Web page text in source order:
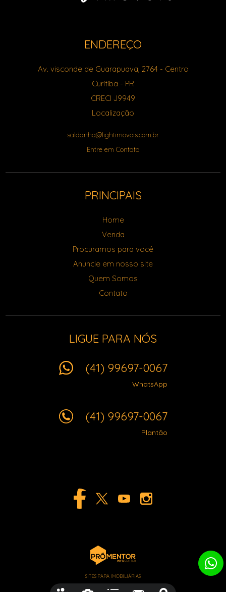
ENDEREÇO
Av. visconde de Guarapuava, 2764- Centro
Curitiba - PR
CRECI J9949
Localização
saldanha@lightimoveis.com.br
Entre em Contato
PRINCIPAIS
Home
Venda
Procuramos para você
Anuncie em nosso site
Quem Somos
Contato
LIGUE PARA NÓS
(41) 99697-0067
WhatsApp
(41) 99697-0067
Plantão
SITES PARA IMOBILIÁRIAS